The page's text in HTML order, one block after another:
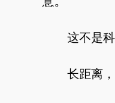
这不是科幻
长距离，